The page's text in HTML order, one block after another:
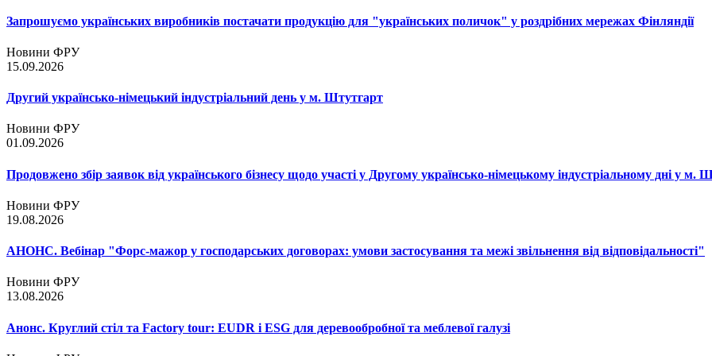
Запрошуємо українських виробників постачати продукцію для "українських поличок" у роздрібних мережах Фінляндії
Новини ФРУ
15.09.2026
Другий українсько-німецький індустріальний день у м. Штутгарт
Новини ФРУ
01.09.2026
Продовжено збір заявок від українського бізнесу щодо участі у Другому українсько-німецькому індустріальному дні у м.
Новини ФРУ
19.08.2026
АНОНС. Вебінар "Форс-мажор у господарських договорах: умови застосування та межі звільнення від відповідальності"
Новини ФРУ
13.08.2026
Анонс. Круглий стіл та Factory tour: EUDR і ESG для деревообробної та меблевої галузі